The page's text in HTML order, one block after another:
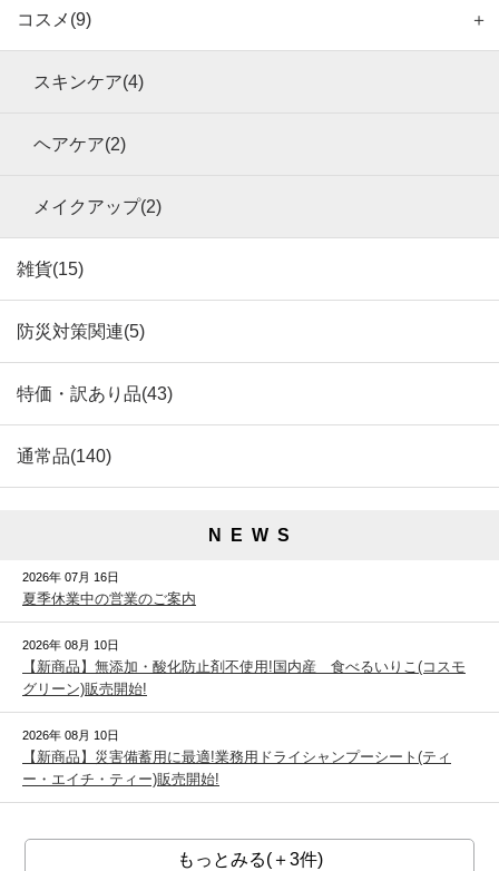
コスメ(9) ＋
スキンケア(4)
ヘアケア(2)
メイクアップ(2)
雑貨(15)
防災対策関連(5)
特価・訳あり品(43)
通常品(140)
N E W S
2026年 07月 16日
夏季休業中の営業のご案内
2026年 08月 10日
【新商品】無添加・酸化防止剤不使用!国内産 食べるいりこ(コスモ
グリーン)販売開始!
2026年 08月 10日
【新商品】災害備蓄用に最適!業務用ドライシャンプーシート(ティ
ー・エイチ・ティー)販売開始!
もっとみる(＋3件)